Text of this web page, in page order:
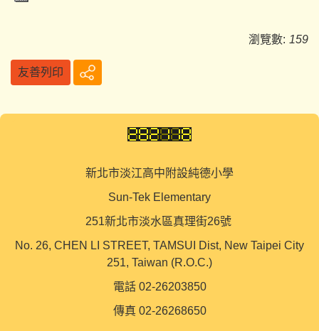
瀏覽數: 159
友善列印
新北市淡江高中附設純德小學
Sun-Tek Elementary
251新北市淡水區真理街26號
No. 26, CHEN LI STREET, TAMSUI Dist, New Taipei City
251, Taiwan (R.O.C.)
電話 02-26203850
傳真 02-26268650